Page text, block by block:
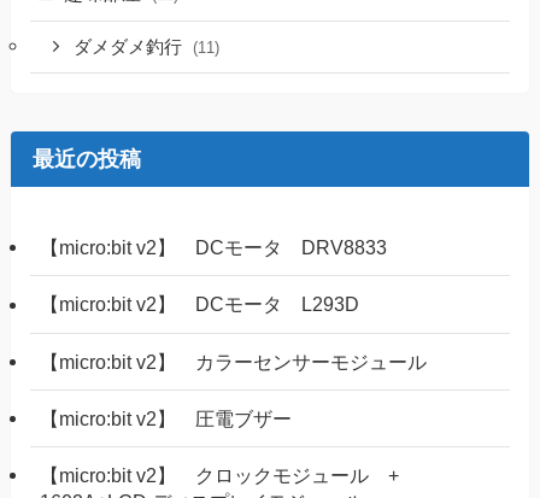
ダメダメ釣行 (11)
最近の投稿
【micro:bit v2】 DCモータ DRV8833
【micro:bit v2】 DCモータ L293D
【micro:bit v2】 カラーセンサーモジュール
【micro:bit v2】 圧電ブザー
【micro:bit v2】 クロックモジュール +